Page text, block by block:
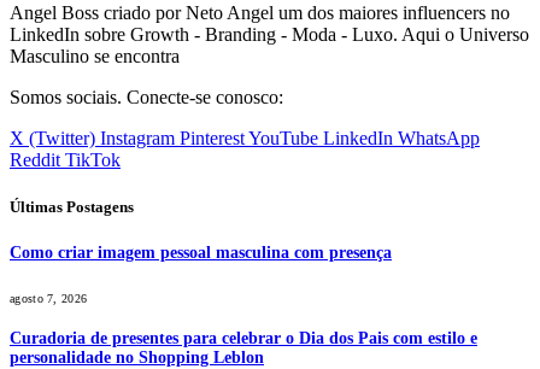
Angel Boss criado por Neto Angel um dos maiores influencers no
LinkedIn sobre Growth - Branding - Moda - Luxo. Aqui o Universo
Masculino se encontra
Somos sociais. Conecte-se conosco:
X (Twitter) Instagram PinterestYouTube LinkedIn WhatsApp
Reddit TikTok
Últimas Postagens
Como criar imagem pessoal masculina com presença
agosto 7, 2026
Curadoria de presentes para celebrar o Dia dos Pais com estilo e
personalidade no Shopping Leblon